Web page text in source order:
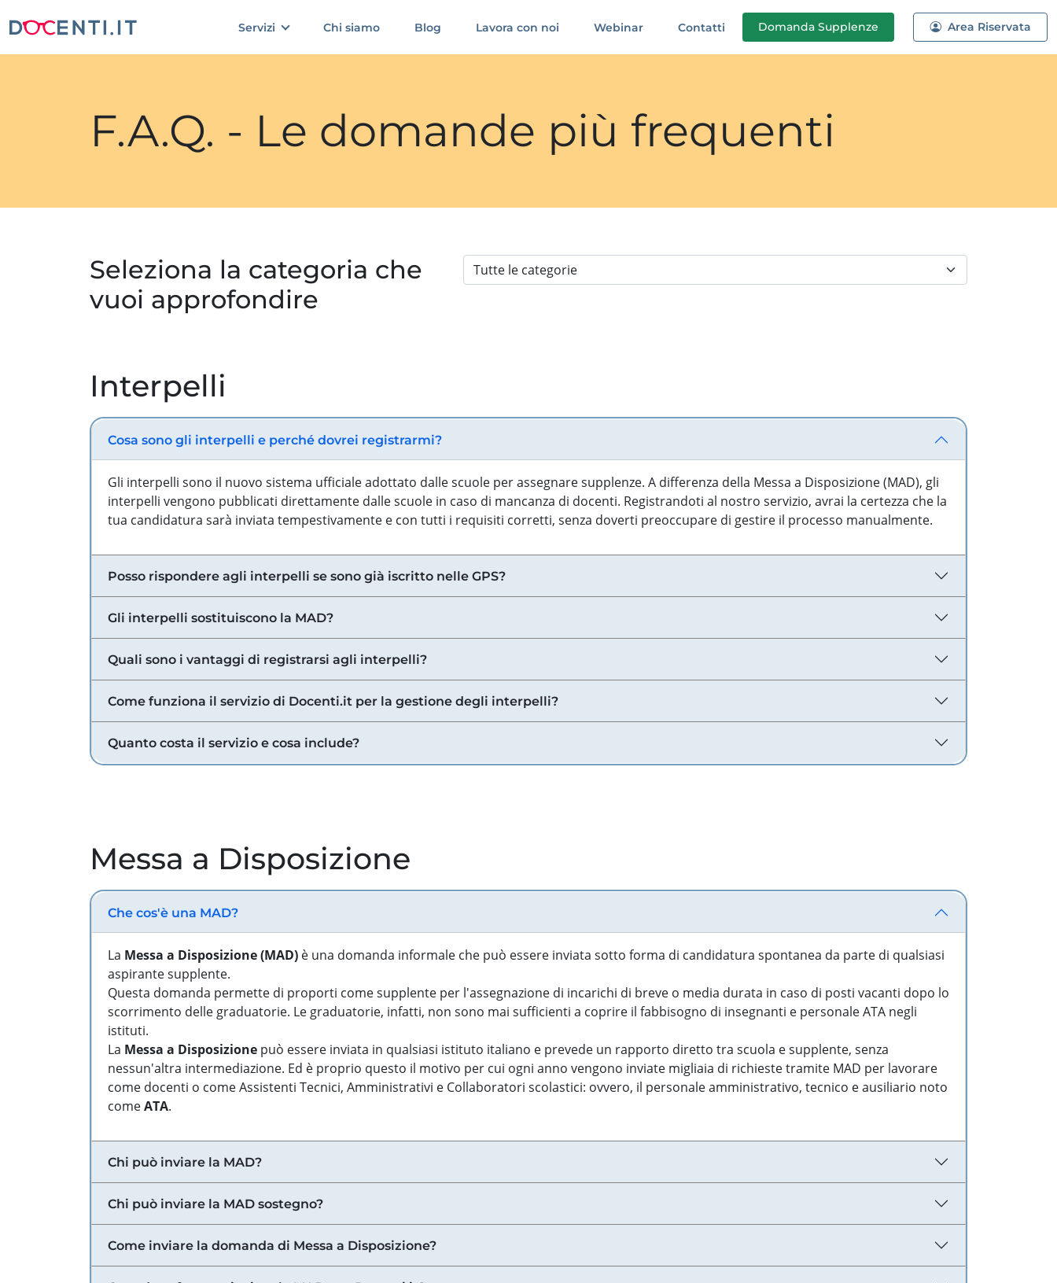
Servizi Chi siamo Blog Lavora con noi Webinar Contatti Domanda Supplenze Area Riservata
F.A.Q. - Le domande più frequenti
Seleziona la categoria che
vuoi approfondire
Interpelli
Cosa sono gli interpelli e perché dovrei registrarmi?
Gli interpelli sono il nuovo sistema ufficiale adottato dalle scuole per assegnare supplenze. A differenza della Messa a Disposizione (MAD), gli
interpelli vengono pubblicati direttamente dalle scuole in caso di mancanza di docenti. Registrandoti al nostro servizio, avrai la certezza che la
tua candidatura sarà inviata tempestivamente e con tutti i requisiti corretti, senza doverti preoccupare di gestire il processo manualmente.
Posso rispondere agli interpelli se sono già iscritto nelle GPS?
Gli interpelli sostituiscono la MAD?
Quali sono i vantaggi di registrarsi agli interpelli?
Come funziona il servizio di Docenti.it per la gestione degli interpelli?
Quanto costa il servizio e cosa include?
Messa a Disposizione
Che cos'è una MAD?
La Messa a Disposizione (MAD) è una domanda informale che può essere inviata sotto forma di candidatura spontanea da parte di qualsiasi
aspirante supplente.
Questa domanda permette di proporti come supplente per l'assegnazione di incarichi di breve o media durata in caso di posti vacanti dopo lo
scorrimento delle graduatorie. Le graduatorie, infatti, non sono mai sufficienti a coprire il fabbisogno di insegnanti e personale ATA negli
istituti.
La Messa a Disposizione può essere inviata in qualsiasi istituto italiano e prevede un rapporto diretto tra scuola e supplente, senza
nessun'altra intermediazione. Ed è proprio questo il motivo per cui ogni anno vengono inviate migliaia di richieste tramite MAD per lavorare
come docenti o come Assistenti Tecnici, Amministrativi e Collaboratori scolastici: ovvero, il personale amministrativo, tecnico e ausiliario noto
comeATA.
Chi può inviare la MAD?
Chi può inviare la MAD sostegno?
Come inviare la domanda di Messa a Disposizione?